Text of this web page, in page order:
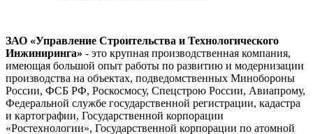
ЗАО «Управление Строительства и Технологического
Инжиниринга» - это крупная производственная компания,
имеющая большой опыт работы по развитию и модернизации
производства на объектах, подведомственных Минобороны
России, ФСБ РФ, Роскосмосу, Спецстрою России, Авиапрому,
Федеральной службе государственной регистрации, кадастра
и картографии, Государственной корпорации
«Ростехнологии», Государственной корпорации по атомной